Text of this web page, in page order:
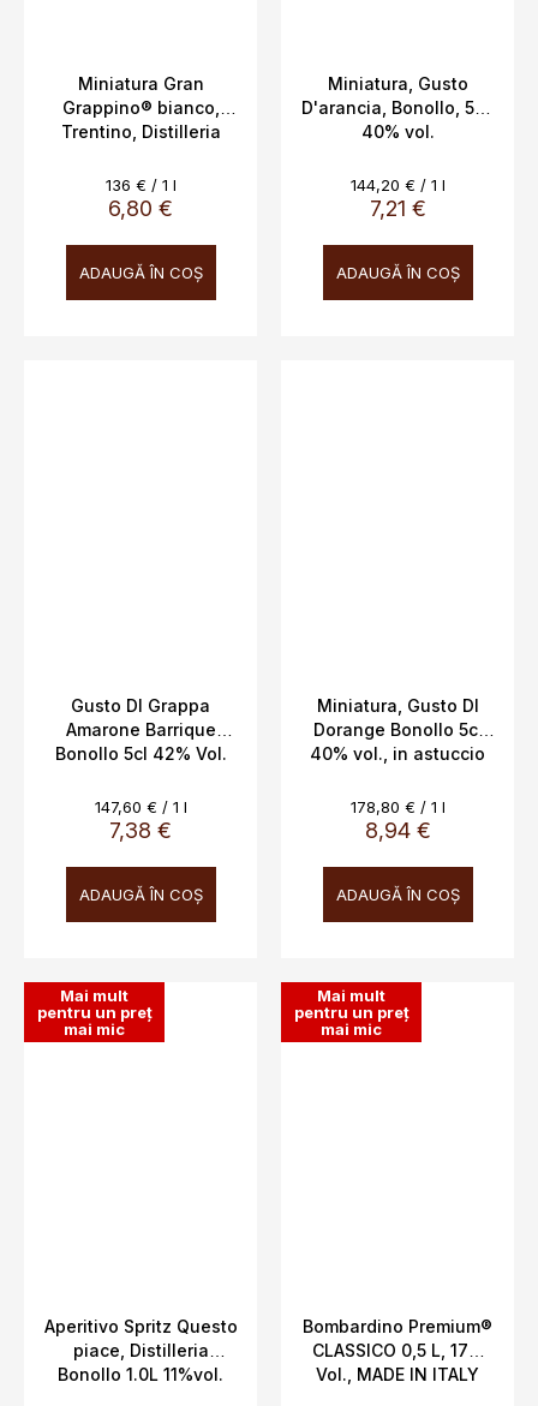
Miniatura Gran
Grappino® bianco,
Trentino, Distilleria
vol.
6,80 €
Evaluare
preţ:
136 € / 1 l
ADAUGĂ ÎN COŞ
Miniatura, Gusto
D'arancia, Bonollo, 5cl,
40% vol.
7,21 €
Evaluare
preţ:
144,20 € / 1 l
ADAUGĂ ÎN COŞ
Gusto DI Grappa
Amarone Barrique
Bonollo 5cl 42% Vol.
7,38 €
Evaluare
preţ:
147,60 € / 1 l
ADAUGĂ ÎN COŞ
Miniatura, Gusto DI
Dorange Bonollo 5cl
40% vol., in astuccio
8,94 €
Evaluare
preţ:
178,80 € / 1 l
ADAUGĂ ÎN COŞ
Mai mult
pentru un preț
mai mic
Aperitivo Spritz Questo
piace, Distilleria
Bonollo 1.0L 11%vol.
Mai mult
pentru un preț
mai mic
Bombardino Premium®
CLASSICO 0,5 L, 17%
Vol., MADE IN ITALY